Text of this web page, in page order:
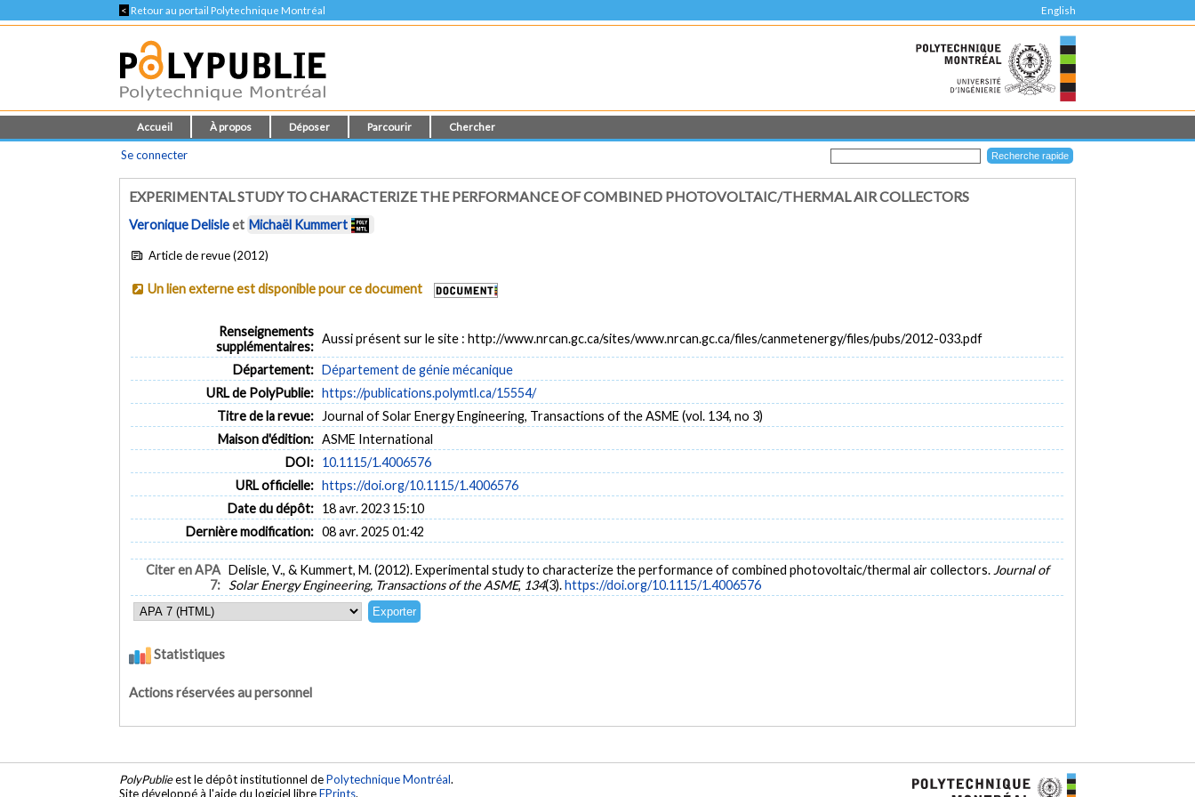
< Retour au portail Polytechnique Montréal English
Accueil À propos Déposer Parcourir Chercher
Se connecter
EXPERIMENTAL STUDY TO CHARACTERIZE THE PERFORMANCE OF COMBINED PHOTOVOLTAIC/THERMAL AIR COLLECTORS
Veronique Delisleet Michaël Kummert
Article de revue (2012)
Un lien externe est disponible pour ce document
Renseignements
supplémentaires:
Aussi présent sur le site : http://www.nrcan.gc.ca/sites/www.nrcan.gc.ca/files/canmetenergy/files/pubs/2012-033.pdf
Département: Département de génie mécanique
URL de PolyPublie: https://publications.polymtl.ca/15554/
Titre de la revue:
Journal of Solar Energy Engineering, Transactions of the ASME (vol. 134, no 3)
Maison d'édition: ASME International
DOI: 10.1115/1.4006576
URL officielle: https://doi.org/10.1115/1.4006576
Date du dépôt: 18 avr. 2023 15:10
Dernière modification: 08 avr. 2025 01:42
Citer en APA
7:
Delisle, V., & Kummert, M. (2012). Experimental study to characterize the performance of combined photovoltaic/thermal air collectors. Journal of
Solar Energy Engineering, Transactions of the ASME, 134(3).https://doi.org/10.1115/1.4006576
Statistiques
Actions réservées au personnel
PolyPublieest le dépôt institutionnel dePolytechnique Montréal.
Site développé à l'aide du logiciel libreEPrints.